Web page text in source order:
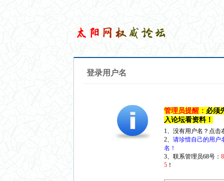
登录用户名
管理员提醒： 必须
入论坛看资料！
1、没有用户名？点
2、 请珍惜自己的用户
名！
3、联系管理员68号：
5 ！